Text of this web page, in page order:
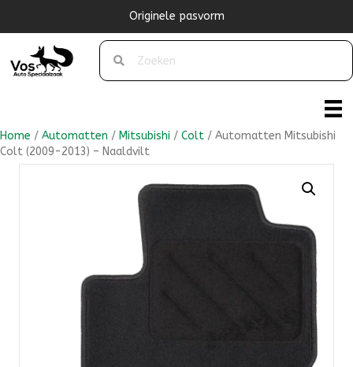
Originele pasvorm
Home / Automatten / Mitsubishi / Colt / Automatten Mitsubishi
Colt (2009-2013) – Naaldvilt